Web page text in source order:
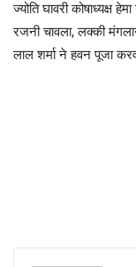
ज्योति घावरी कोषाध्यक्ष
रजनी चावला, लक्की
लाल शर्मा ने हवन पूजा